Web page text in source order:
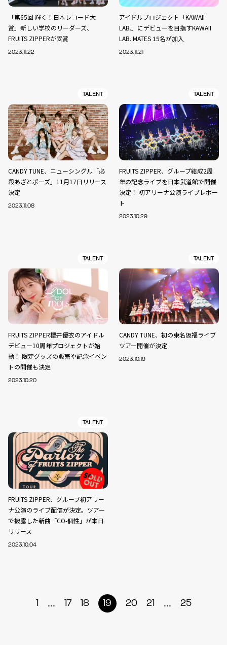
「第65回 輝く！日本レコード大
賞」新しい学校のリーダーズ、
FRUITS ZIPPERが受賞
2023.11.22
アイドルプロジェクト「KAWAII
LAB.」にデビューを目指すKAWAII
LAB. MATES 15名が加入
2023.11.21
TALENT
CANDY TUNE、ニューシングル「必
殺あざとポーズ」11月17日リリース
決定
2023.11.08
TALENT
FRUITS ZIPPER、グループ結成2周
年の記念ライブを日本武道館で開催
決定！ 初アリーナ公演ライブレポー
ト
2023.10.29
TALENT
FRUITS ZIPPER櫻井優衣のアイドル
デビュー10周年プロジェクトが始
動！ 限定グッズの販売や記念イベン
トの開催も決定
2023.10.20
TALENT
CANDY TUNE、初の東名阪福ライブ
ツアー開催が決定
2023.10.19
TALENT
FRUITS ZIPPER、グループ初アリー
ナ公演のライブ配信が決定。ツアー
で披露した新曲「CO-個性」が本日
リリース
2023.10.04
1 ... 17 18 19 20 21 ... 25